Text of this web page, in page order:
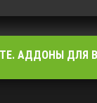
АДДОНЫ ДЛЯ